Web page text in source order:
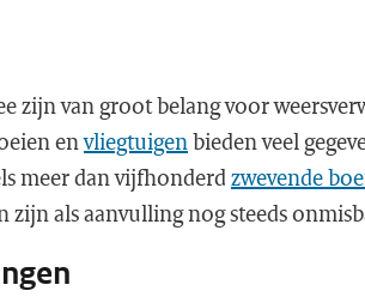
zijn van groot belang voor
envliegtuigenbieden veel
meer dan vijfhonderd zwevende
als aanvulling nog steeds